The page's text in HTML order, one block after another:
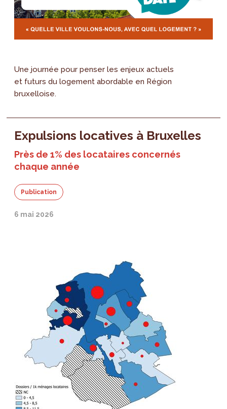
Une journée pour penser les enjeux actuels
et futurs du logement abordable en Région
bruxelloise.
Expulsions locatives à Bruxelles
Près de 1% des locataires concernés
chaque année
Publication
6 mai 2026